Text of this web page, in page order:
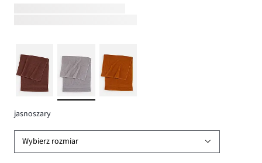
jasnoszary
Wybierz rozmiar